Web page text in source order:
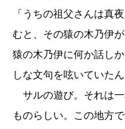
「うちの祖父さんは真
むと、その猿の木乃伊
猿の木乃伊に何か話し
しな文句を呟いていた
サルの遊び。それは
ものらしい。この地方